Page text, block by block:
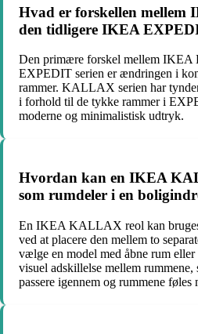
Hvad er forskellen
den tidligere IKEA
Den primære forskel mellem
EXPEDIT serien er ændringen i
rammer. KALLAX serien har
i forhold til de tykke rammer i
moderne og minimalistisk udtryk.
Hvordan kan en IKEA
som rumdeler i en
En IKEA KALLAX reol kan
ved at placere den mellem to
vælge en model med åbne rum eller
visuel adskillelse mellem rummene,
passere igennem og rummene føles